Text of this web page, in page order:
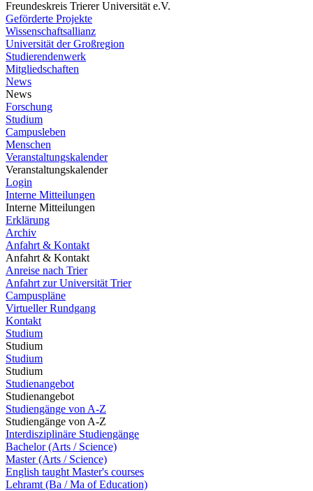
Freundeskreis Trierer Universität e.V.
Geförderte Projekte
Wissenschaftsallianz
Universität der Großregion
Studierendenwerk
Mitgliedschaften
News
News
Forschung
Studium
Campusleben
Menschen
Veranstaltungskalender
Veranstaltungskalender
Login
Interne Mitteilungen
Interne Mitteilungen
Erklärung
Archiv
Anfahrt & Kontakt
Anfahrt & Kontakt
Anreise nach Trier
Anfahrt zur Universität Trier
Campuspläne
Virtueller Rundgang
Kontakt
Studium
Studium
Studium
Studium
Studienangebot
Studienangebot
Studiengänge von A-Z
Studiengänge von A-Z
Interdisziplinäre Studiengänge
Bachelor (Arts / Science)
Master (Arts / Science)
English taught Master's courses
Lehramt (Ba / Ma of Education)